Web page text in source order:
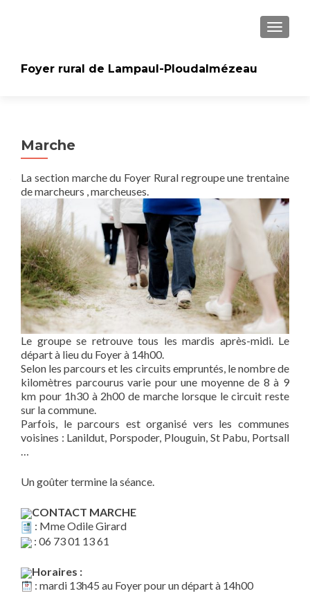
Foyer rural de Lampaul-Ploudalmézeau
Marche
La section marche du Foyer Rural regroupe une trentaine
de marcheurs , marcheuses.
Le groupe se retrouve tous les mardis après-midi. Le
départ à lieu du Foyer à 14h00.
Selon les parcours et les circuits empruntés, le nombre de
kilomètres parcourus varie pour une moyenne de 8 à 9
km pour 1h30 à 2h00 de marche lorsque le circuit reste
sur la commune.
Parfois, le parcours est organisé vers les communes
voisines : Lanildut, Porspoder, Plouguin, St Pabu, Portsall
…
Un goûter termine la séance.
CONTACT MARCHE
: Mme Odile Girard
: 06 73 01 13 61
Horaires :
: mardi 13h45 au Foyer pour un départ à 14h00